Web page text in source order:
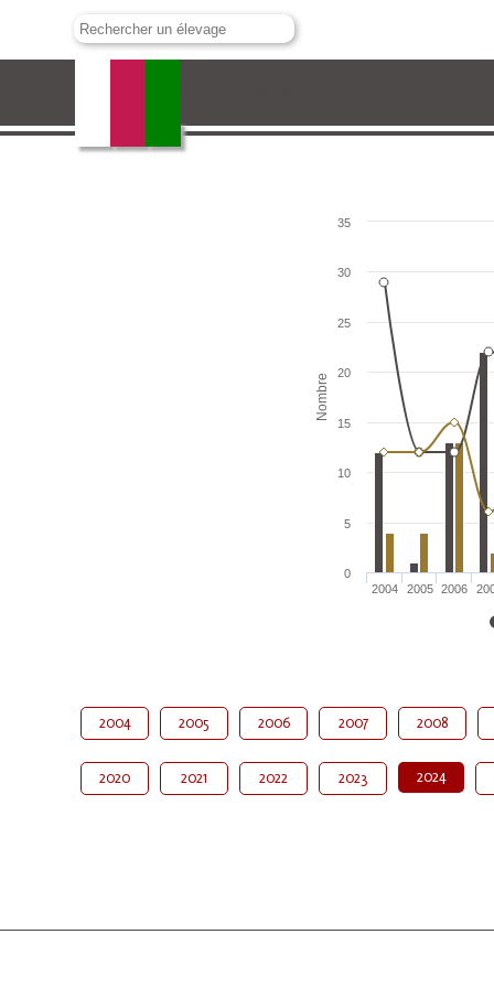
Nombre
2004 2005 2006
0
5
10
15
20
25
30
35
2004 2005 2006 2007 2008
2020 2021 2022 2023 2024